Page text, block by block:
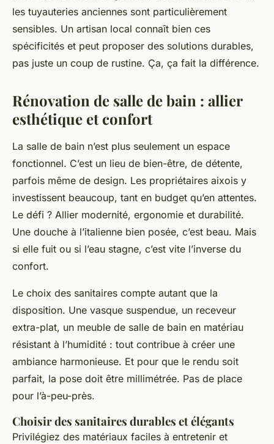
les tuyauteries anciennes sont particulièrement
sensibles. Un artisan local connaît bien ces
spécificités et peut proposer des solutions durables,
pas juste un coup de rustine. Ça, ça fait la différence.
Rénovation de salle de bain : allier
esthétique et confort
La salle de bain n’est plus seulement un espace
fonctionnel. C’est un lieu de bien-être, de détente,
parfois même de design. Les propriétaires aixois y
investissent beaucoup, tant en budget qu’en attentes.
Le défi ? Allier modernité, ergonomie et durabilité.
Une douche à l’italienne bien posée, c’est beau. Mais
si elle fuit ou si l’eau stagne, c’est vite l’inverse du
confort.
Le choix des sanitaires compte autant que la
disposition. Une vasque suspendue, un receveur
extra-plat, un meuble de salle de bain en matériau
résistant à l’humidité : tout contribue à créer une
ambiance harmonieuse. Et pour que le rendu soit
parfait, la pose doit être millimétrée. Pas de place
pour l’à-peu-près.
Choisir des sanitaires durables et élégants
Privilégiez des matériaux faciles à entretenir et